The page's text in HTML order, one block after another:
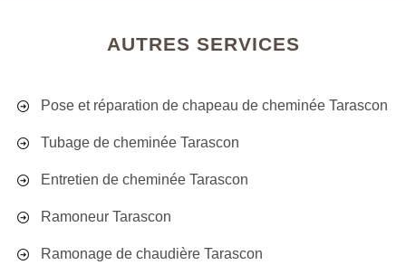
AUTRES SERVICES
Pose et réparation de chapeau de cheminée Tarascon
Tubage de cheminée Tarascon
Entretien de cheminée Tarascon
Ramoneur Tarascon
Ramonage de chaudière Tarascon